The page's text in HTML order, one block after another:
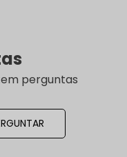
perguntas